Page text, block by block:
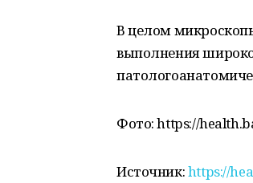
В целом
выполнения
Фото: https://
Источник:https://